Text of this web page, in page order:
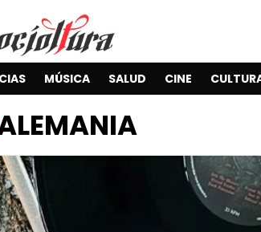
MÚSICA SALUD CINE